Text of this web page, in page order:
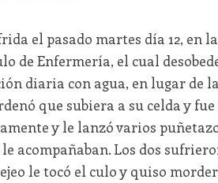
el pasado martes día 12, en
de Enfermería, el cual
diaria con agua, en lugar de
que subiera a su celda y
y le lanzó varios
acompañaban. Los dos
le tocó el culo y quiso